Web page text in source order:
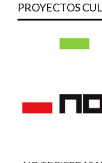
PROYECTOS